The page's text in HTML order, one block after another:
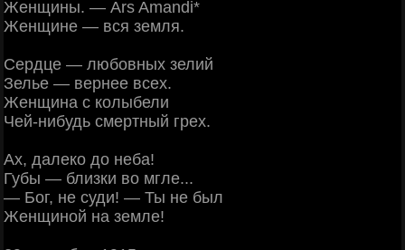
Женщины. — Ars Amandi*
Женщине — вся земля.
Сердце — любовных зелий
Зелье — вернее всех.
Женщина с колыбели
Чей-нибудь смертный грех.
Ах, далеко до неба!
Губы — близки во мгле...
— Бог, не суди! — Ты не был
Женщиной на земле!